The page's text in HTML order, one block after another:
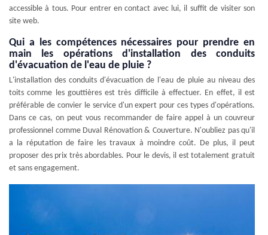
accessible à tous. Pour entrer en contact avec lui, il suffit de visiter son
site web.
Qui a les compétences nécessaires pour prendre en
main les opérations d'installation des conduits
d'évacuation de l'eau de pluie ?
L'installation des conduits d'évacuation de l'eau de pluie au niveau des
toits comme les gouttières est très difficile à effectuer. En effet, il est
préférable de convier le service d'un expert pour ces types d'opérations.
Dans ce cas, on peut vous recommander de faire appel à un couvreur
professionnel comme Duval Rénovation & Couverture. N'oubliez pas qu'il
a la réputation de faire les travaux à moindre coût. De plus, il peut
proposer des prix très abordables. Pour le devis, il est totalement gratuit
et sans engagement.